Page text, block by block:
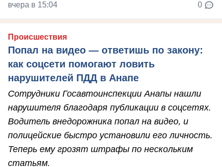
вчера в 15:04 0
Происшествия
Попал на видео — ответишь по закону:
как соцсети помогают ловить
нарушителей ПДД в Анапе
Сотрудники Госавтоинспекции Анапы нашли
нарушителя благодаря публикации в соцсетях.
Водитель внедорожника попал на видео, и
полицейские быстро установили его личность.
Теперь ему грозят штрафы по нескольким
статьям.